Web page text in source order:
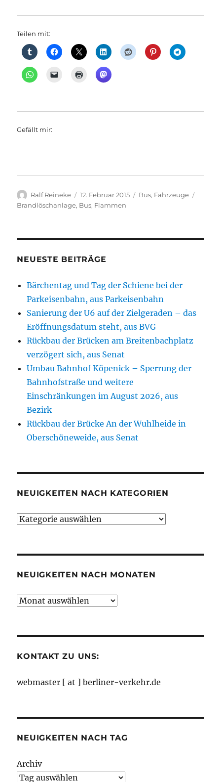
Teilen mit:
Gefällt mir:
Autor
Ralf Reineke
Veröffentlicht
am
12. Februar 2015 Kategorien
Bus, Fahrzeuge
Brandlöschanlage, Bus, Flammen
NEUESTE BEITRÄGE
Bärchentag und Tag der Schiene bei der
Parkeisenbahn, aus Parkeisenbahn
Sanierung der U6 auf der Zielgeraden – das
Eröffnungsdatum steht, aus BVG
Rückbau der Brücken am Breitenbachplatz
verzögert sich, aus Senat
Umbau Bahnhof Köpenick – Sperrung der
Bahnhofstraße und weitere
Einschränkungen im August 2026, aus
Bezirk
Rückbau der Brücke An der Wuhlheide in
Oberschöneweide, aus Senat
NEUIGKEITEN NACH KATEGORIEN
Neuigkeiten
NEUIGKEITEN NACH MONATEN
Neuigkeiten
KONTAKT ZU UNS:
webmaster [ at ] berliner-verkehr.de
NEUIGKEITEN NACH TAG
Archiv